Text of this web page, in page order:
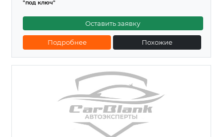
"под ключ"
Оставить заявку
Подробнее Похожие